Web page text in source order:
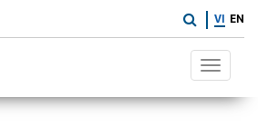
VI EN
Toggle